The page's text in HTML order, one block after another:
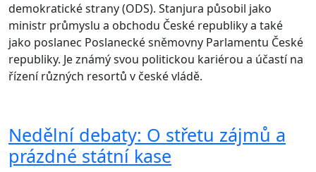
demokratické strany (ODS). Stanjura působil jako
ministr průmyslu a obchodu České republiky a také
jako poslanec Poslanecké sněmovny Parlamentu České
republiky. Je známý svou politickou kariérou a účastí na
řízení různých resortů v české vládě.
Nedělní debaty: O střetu zájmů a
prázdné státní kase